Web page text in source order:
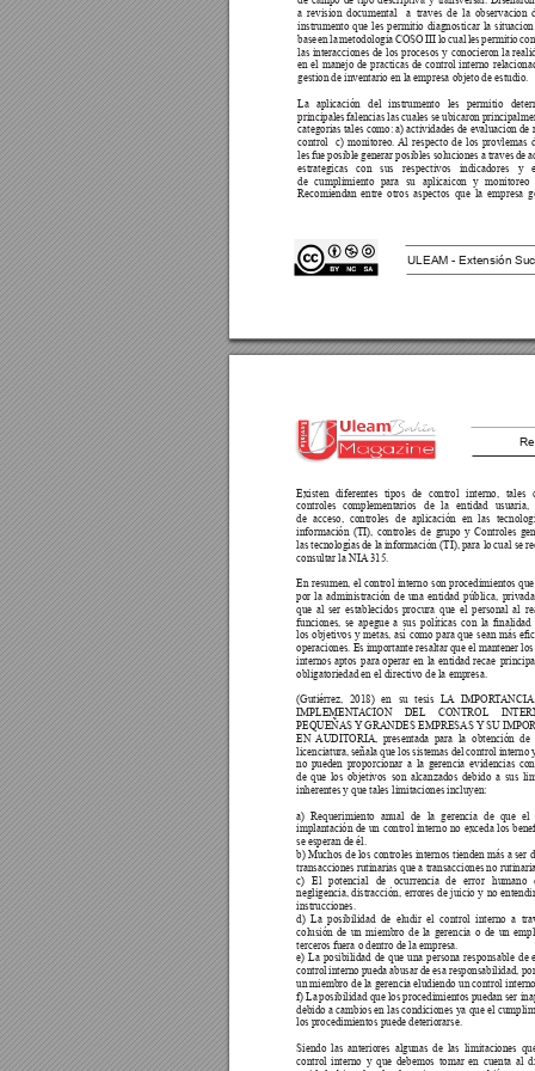
ULEAM - Extensión
a revision documental a traves de la observacion
instrumento que les permitio diagnosticar la
base en la metodologia COSO III lo cual les permitio
las interacciones de los procesos y conocieron la
en el manejo de practicas de control interno
gestion de inventario en la empresa objeto de estudio.
La aplicación del instrumento les permitio
principales falencias las cuales se ubicaron
categorias tales como: a) actividades de evaluacion de
control
c) monitoreo. Al respecto de los provlemas
les fue posible generar posibles soluciones a traves de
estrategicas
con sus respectivos indicadores y
de cumplimiento para su aplicaicon y monitoreo
Recomiendan entre otros aspectos que la empresa
Existen diferentes tipos de control interno, tales
controles complementarios de la entidad usuaria,
de acceso, controles de aplicación en las
información (TI), controles de grupo y Controles
las tecnologías de la información (TI), para lo cual se
consultar la NIA 315.
En resumen, el control interno son procedimientos
por la administración de una entidad pública,
que al ser establecidos procura que el personal al
funciones, se apegue a sus políticas con la nalidad
los objetivos y metas, así como para que sean más
operaciones. Es importante resaltar que el mantener
internos aptos para operar en la entidad recae
obligatoriedad en el directivo de la empresa.
(Gutiérrez, 2018) en su tesis LA IMPORTANCIA
IMPLEMENTACION DEL CONTROL
PEQUEÑAS Y GRANDES EMPRESAS Y SU
EN AUDITORIA, presentada para la obtención de
licenciatura, señala que los sistemas del control interno
no pueden proporcionar a la gerencia evidencias
de que los objetivos son alcanzados debido a sus
inherentes y que tales limitaciones incluyen:
a) Requerimiento anual de la gerencia de que el
implantación de un control interno no exceda los
se esperan de él.
b) Muchos de los controles internos tienden más a ser
transacciones rutinarias que a transacciones no
c)
El potencial de ocurrencia de error humano
negligencia, distracción, errores de juicio y no
instrucciones.
d) La posibilidad de eludir el control interno a
colusión de un miembro de la gerencia o de un
terceros fuera o dentro de la empresa.
e) La posibilidad de que una persona responsable de
control interno pueda abusar de esa responsabilidad,
un miembro de la gerencia eludiendo un control
f) La posibilidad que los procedimientos puedan ser
debido a cambios en las condiciones ya que el
los procedimientos puede deteriorarse.
Siendo las anteriores algunas de las limitaciones
control interno y que debemos tomar en cuenta al